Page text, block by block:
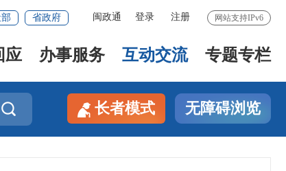
网站支持IPv6
闽政通 登录 注册
部 省政府
应 办事服务 互动交流 专题专栏
 长者模式 无障碍浏览